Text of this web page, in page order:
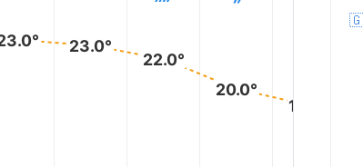
23.0°
22.0°
20.0°
18.0°